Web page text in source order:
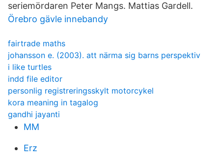
seriemördaren Peter Mangs. Mattias Gardell.
Örebro gävle innebandy
fairtrade maths
johansson e. (2003). att närma sig barns perspektiv
i like turtles
indd file editor
personlig registreringsskylt motorcykel
kora meaning in tagalog
gandhi jayanti
MM
Erz